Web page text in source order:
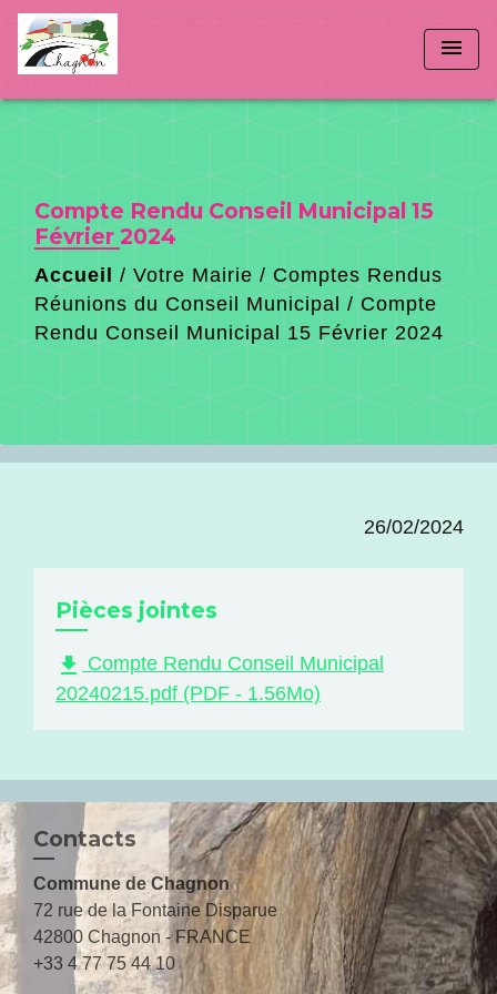
menu
Compte Rendu Conseil Municipal 15
Février 2024
Accueil / Votre Mairie / Comptes Rendus
Réunions du Conseil Municipal / Compte
Rendu Conseil Municipal 15 Février 2024
26/02/2024
Pièces jointes
file_download Compte Rendu Conseil Municipal
20240215.pdf (PDF - 1.56Mo)
Contacts
Commune de Chagnon
72 rue de la Fontaine Disparue
42800 Chagnon - FRANCE
+33 4 77 75 44 10